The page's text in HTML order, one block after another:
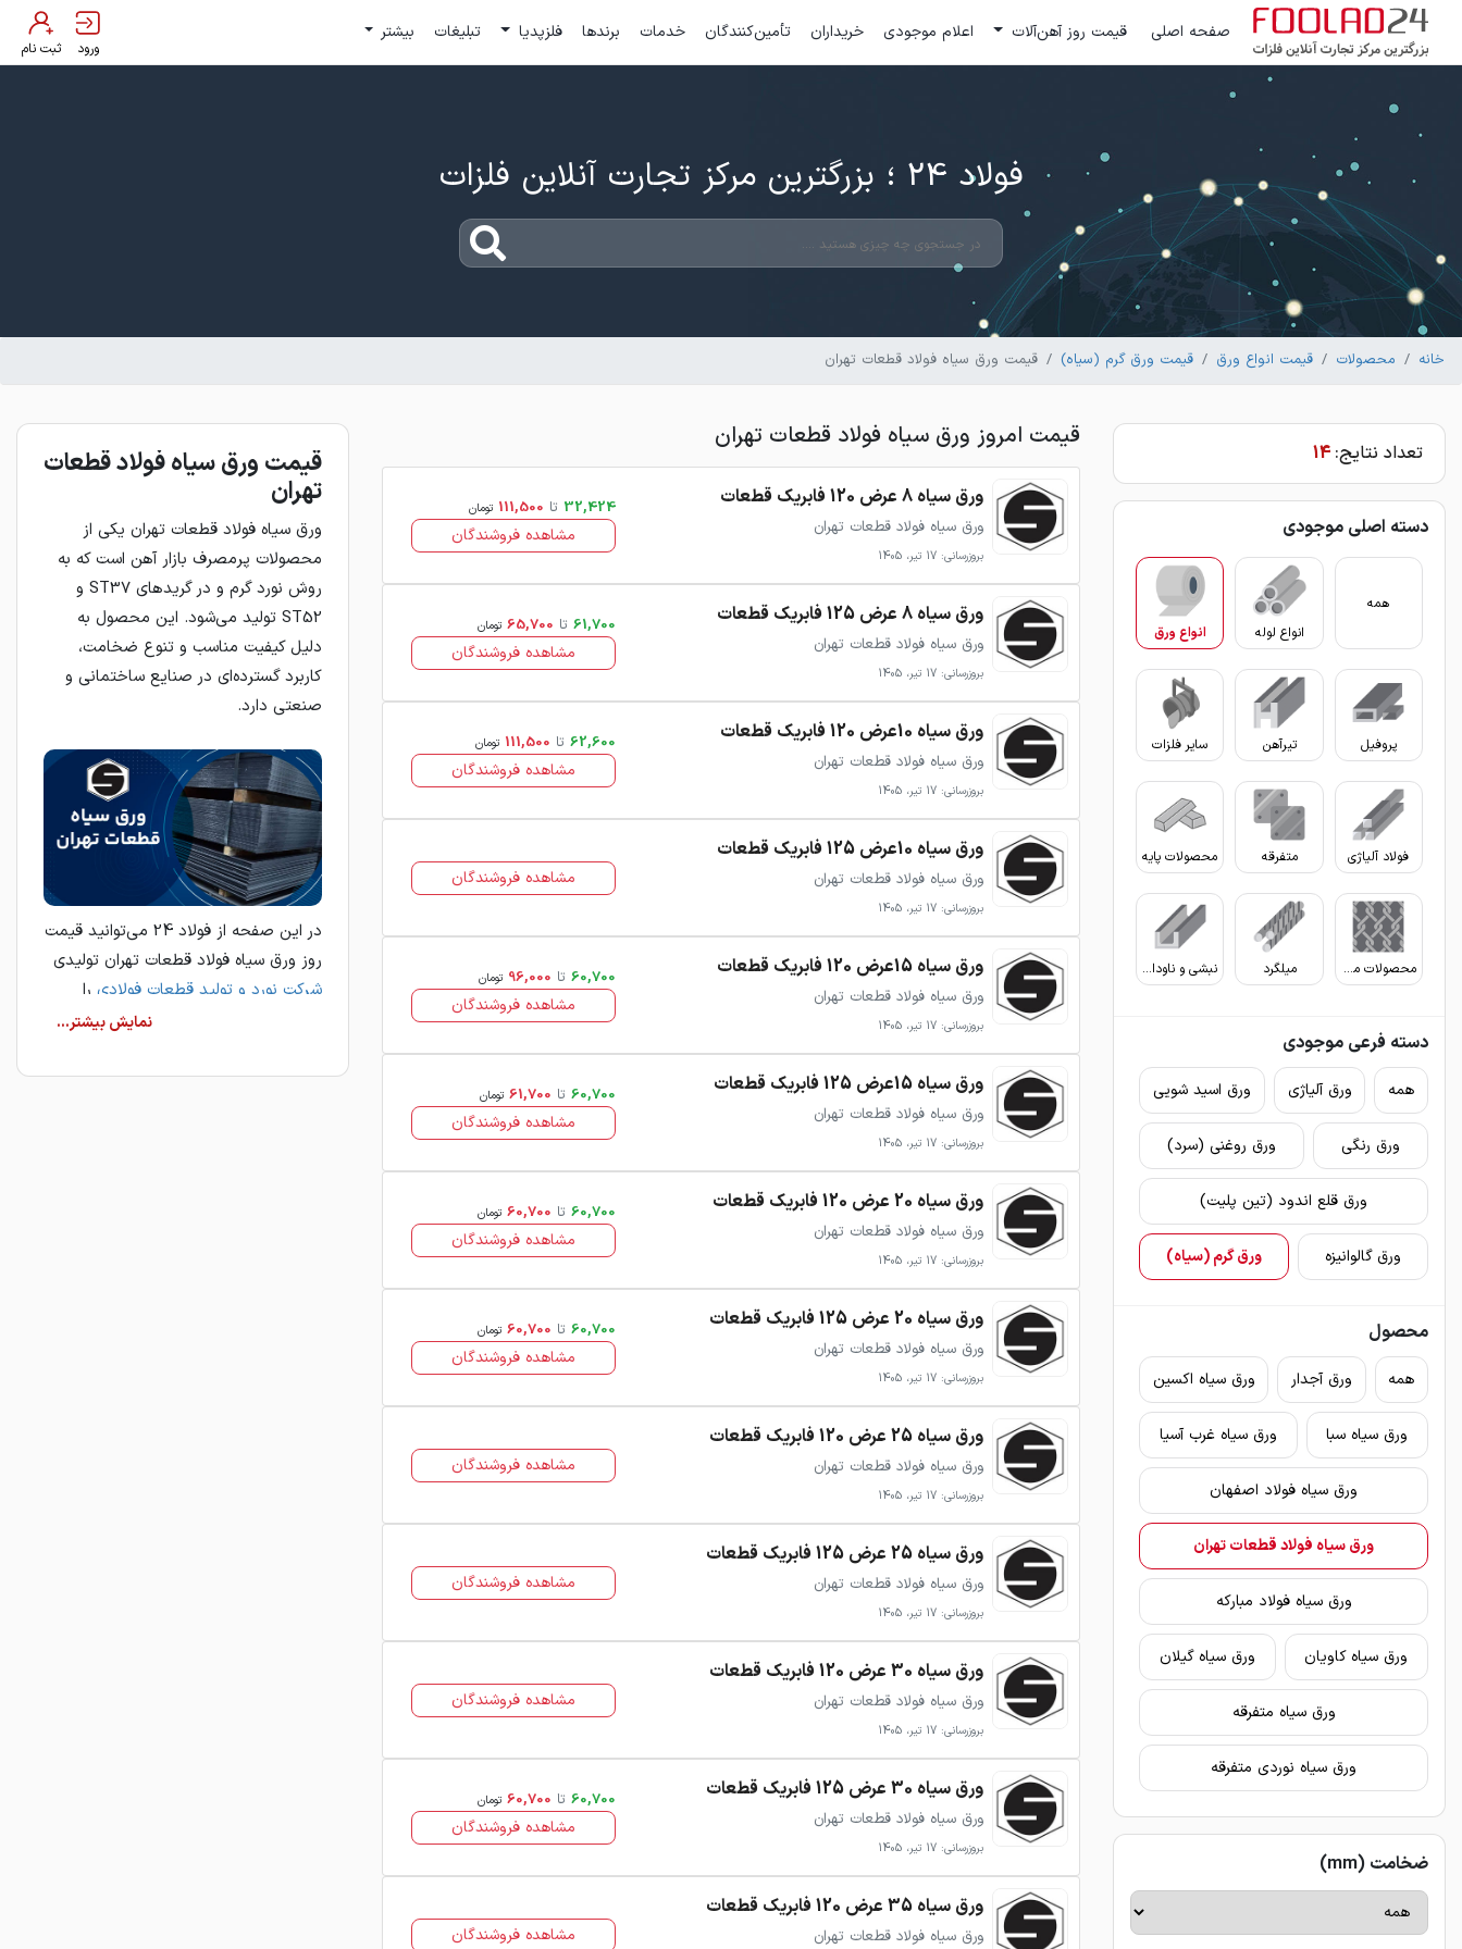
صفحه اصلی قیمت روز آهن‌آلات اعلام موجودی خریداران تأمین‌کنندگان خدمات برندها فلزپدیا تبلیغات بیشتر
ورود ثبت نام
فولاد 24 ؛ بزرگترین مرکز تجارت آنلاین فلزات
خانه محصولات قیمت انواع ورق قیمت ورق گرم (سیاه) قیمت ورق سیاه فولاد قطعات تهران
تعداد نتایج: 14
دسته اصلی موجودی
همه
انواع لوله
انواع ورق
پروفیل تیرآهن سایر فلزات
فولاد آلیاژی متفرقه محصولات پایه
محصولات مفتولی میلگرد نبشی و ناودانی
دسته فرعی موجودی
همه ورق آلیاژی ورق اسید شویی
ورق رنگی ورق روغنی (سرد)
ورق قلع اندود (تین پلیت)
ورق گالوانیزه ورق گرم (سیاه)
محصول
همه ورق آجدار ورق سیاه اکسین
ورق سیاه سبا ورق سیاه غرب آسیا
ورق سیاه فولاد اصفهان
ورق سیاه فولاد قطعات تهران
ورق سیاه فولاد مبارکه
ورق سیاه کاویان ورق سیاه گیلان
ورق سیاه متفرقه
ورق سیاه نوردی متفرقه
ضخامت (mm)
قیمت امروز ورق سیاه فولاد قطعات تهران
ورق سیاه 8 عرض 120 فابریک قطعات
ورق سیاه فولاد قطعات تهران
بروزرسانی: 17 تیر، 1405
32,424 تا 111,500 تومان
مشاهده فروشندگان
ورق سیاه 8 عرض 125 فابریک قطعات
ورق سیاه فولاد قطعات تهران
بروزرسانی: 17 تیر، 1405
61,700 تا 65,700 تومان
مشاهده فروشندگان
ورق سیاه 10عرض 120 فابریک قطعات
ورق سیاه فولاد قطعات تهران
بروزرسانی: 17 تیر، 1405
62,600 تا 111,500 تومان
مشاهده فروشندگان
ورق سیاه 10عرض 125 فابریک قطعات
ورق سیاه فولاد قطعات تهران
بروزرسانی: 17 تیر، 1405
مشاهده فروشندگان
ورق سیاه 15عرض 120 فابریک قطعات
ورق سیاه فولاد قطعات تهران
بروزرسانی: 17 تیر، 1405
60,700 تا 96,000 تومان
مشاهده فروشندگان
ورق سیاه 15عرض 125 فابریک قطعات
ورق سیاه فولاد قطعات تهران
بروزرسانی: 17 تیر، 1405
60,700 تا 61,700 تومان
مشاهده فروشندگان
ورق سیاه 20 عرض 120 فابریک قطعات
ورق سیاه فولاد قطعات تهران
بروزرسانی: 17 تیر، 1405
60,700 تا 60,700 تومان
مشاهده فروشندگان
ورق سیاه 20 عرض 125 فابریک قطعات
ورق سیاه فولاد قطعات تهران
بروزرسانی: 17 تیر، 1405
60,700 تا 60,700 تومان
مشاهده فروشندگان
ورق سیاه 25 عرض 120 فابریک قطعات
ورق سیاه فولاد قطعات تهران
بروزرسانی: 17 تیر، 1405
مشاهده فروشندگان
ورق سیاه 25 عرض 125 فابریک قطعات
ورق سیاه فولاد قطعات تهران
بروزرسانی: 17 تیر، 1405
مشاهده فروشندگان
ورق سیاه 30 عرض 120 فابریک قطعات
ورق سیاه فولاد قطعات تهران
بروزرسانی: 17 تیر، 1405
مشاهده فروشندگان
ورق سیاه 30 عرض 125 فابریک قطعات
ورق سیاه فولاد قطعات تهران
بروزرسانی: 17 تیر، 1405
60,700 تا 60,700 تومان
مشاهده فروشندگان
ورق سیاه 35 عرض 120 فابریک قطعات
ورق سیاه فولاد قطعات تهران مشاهده فروشندگان
قیمت ورق سیاه فولاد قطعات
تهران
ورق سیاه فولاد قطعات تهران یکی از
محصولات پرمصرف بازار آهن است که به
روش نورد گرم و در گریدهای ST37 و
ST52 تولید می‌شود. این محصول به
دلیل کیفیت مناسب و تنوع ضخامت،
کاربرد گسترده‌ای در صنایع ساختمانی و
صنعتی دارد.
در این صفحه از فولاد 24 می‌توانید قیمت
روز ورق سیاه فولاد قطعات تهران تولیدی
شرکت نورد و تولید قطعات فولادی را
به‌صورت به‌روزرسانی‌شده مشاهده و
خرید مقایسه کنید.